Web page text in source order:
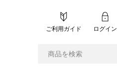
ご利用ガイド ログイン